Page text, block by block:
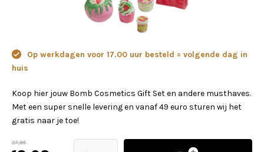
Op werkdagen voor 17.00 uur besteld = volgende dag in
huis
Koop hier jouw Bomb Cosmetics Gift Set en andere musthaves.
Met een super snelle levering en vanaf 49 euro sturen wij het
gratis naar je toe!
27,95